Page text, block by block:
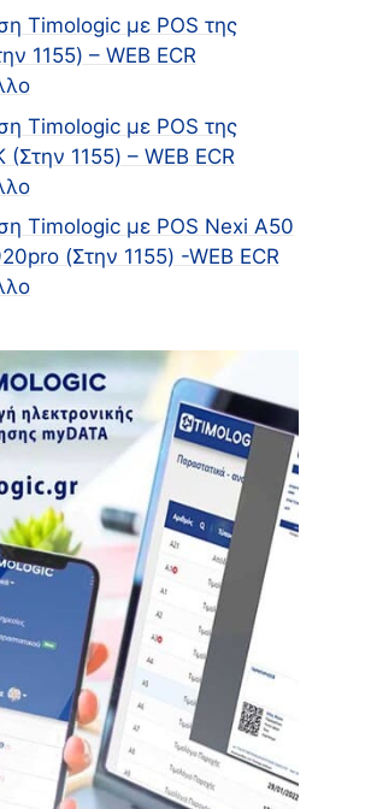
Timologic με POS της
1155) – WEB ECR
Timologic με POS της
(Στην 1155) – WEB ECR
Timologic με POS Nexi A50
(Στην 1155) -WEB ECR